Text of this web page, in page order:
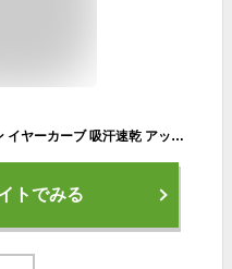
[マンシングウェア] キャップ コットン イヤーカーブ 吸汗速乾 アップリケ刺繍 スポーティーゴルフ MGCWJC02 レディース BG00(ベージュ)
トでみる